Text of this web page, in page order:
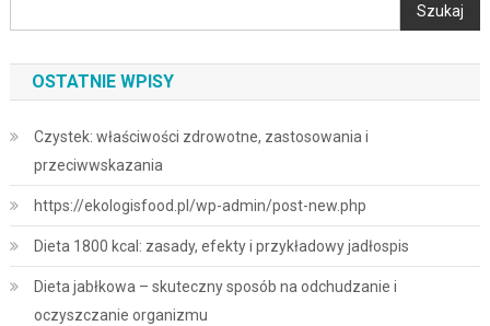
Szukaj
OSTATNIE WPISY
Czystek: właściwości zdrowotne, zastosowania i
przeciwwskazania
https://ekologisfood.pl/wp-admin/post-new.php
Dieta 1800 kcal: zasady, efekty i przykładowy jadłospis
Dieta jabłkowa – skuteczny sposób na odchudzanie i
oczyszczanie organizmu